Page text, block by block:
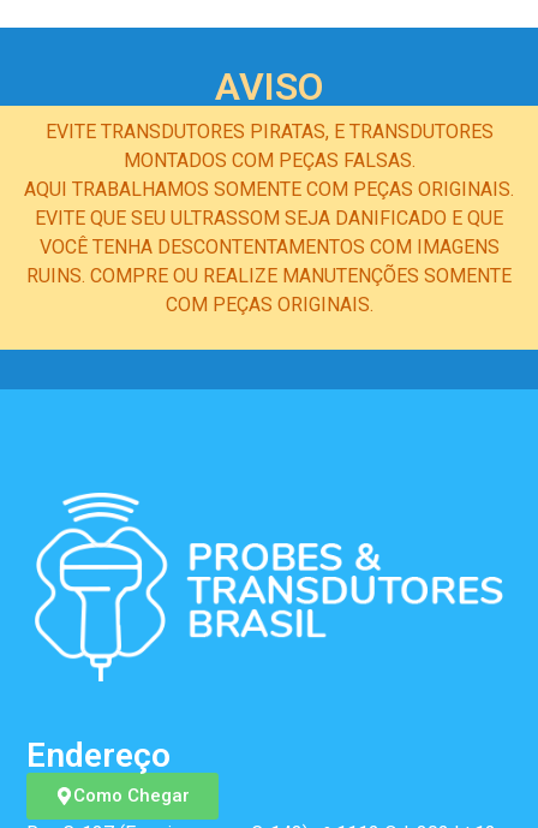
AVISO
EVITE TRANSDUTORES PIRATAS, E TRANSDUTORES
MONTADOS COM PEÇAS FALSAS.
AQUI TRABALHAMOS SOMENTE COM PEÇAS ORIGINAIS.
EVITE QUE SEU ULTRASSOM SEJA DANIFICADO E QUE
VOCÊ TENHA DESCONTENTAMENTOS COM IMAGENS
RUINS. COMPRE OU REALIZE MANUTENÇÕES SOMENTE
COM PEÇAS ORIGINAIS.
Como Chegar
Endereço